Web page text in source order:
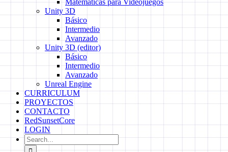
Matemáticas para Videojuegos
Unity 3D
Básico
Intermedio
Avanzado
Unity 3D (editor)
Básico
Intermedio
Avanzado
Unreal Engine
CURRICULUM
PROYECTOS
CONTACTO
RedSunsetCore
LOGIN
Search
for: